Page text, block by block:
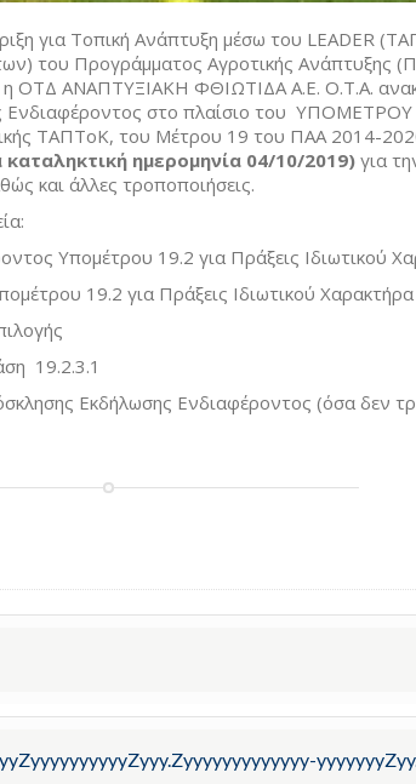
για Τοπική Ανάπτυξη μέσω του LEADER
του Προγράμματος Αγροτικής Ανάπτυξης
η ΟΤΔ ΑΝΑΠΤΥΞΙΑΚΗ ΦΘΙΩΤΙΔΑ Α.Ε. Ο.Τ.Α.
στο πλαίσιο του ΥΠΟΜΕΤΡΟΥ
ΤΑΠΤοΚ, του Μέτρου 19 του ΠΑΑ 2014-
καταληκτική ημερομηνία 04/10/2019)για
και άλλες τροποποιήσεις.
Υπομέτρου 19.2 για Πράξεις Ιδιωτικού
19.2 για Πράξεις Ιδιωτικού Χαρακτήρα
19.2.3.1
Εκδήλωσης Ενδιαφέροντος (όσα δεν